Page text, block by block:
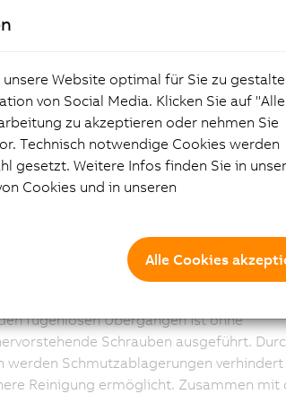
8JSB
8JSB und 8JSQ ermöglichen
effiziente Reinigung in der
Medizintechnik. Die Motoren mit
wurden streng nach dem
diese bestens geeignet für raue
Maschinenbereiche mit aseptischen
durch die höchste Leistungsdichte in
fugenlosen Übergängen ist ohne
Schrauben ausgeführt.
Schmutzablagerungen verhindert
Reinigung ermöglicht. Zusammen mit
Website optimal für Sie zu
von Social Media. Klicken Sie auf
zu akzeptieren oder nehmen Sie
Technisch notwendige Cookies werden
gesetzt. Weitere Infos finden Sie in
Cookies und in unseren
Alle Cookies